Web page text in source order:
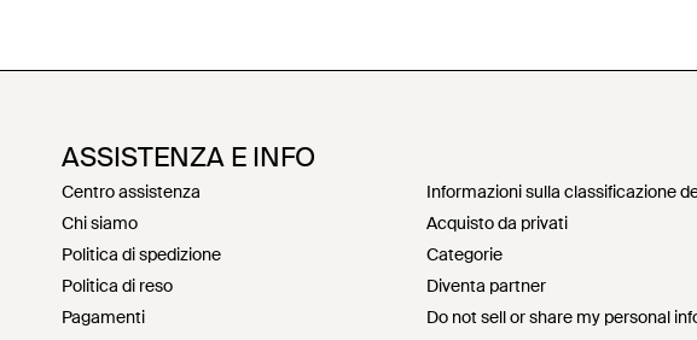
ASSISTENZA E INFO
Centro assistenza
Chi siamo
Politica di spedizione
Politica di reso
Pagamenti
Informazioni sulla classificazione
Acquisto da privati
Categorie
Diventa partner
Do not sell or share my personal